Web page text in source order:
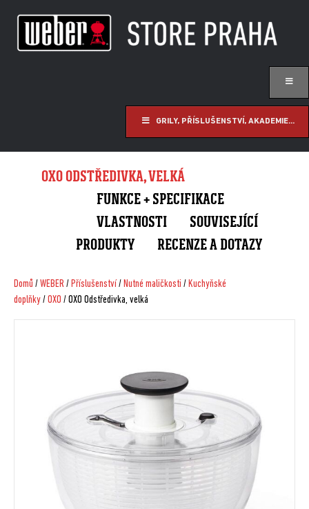
GRILY, PŘÍSLUŠENSTVÍ, AKADEMIE...
OXO ODSTŘEDIVKA, VELKÁ
FUNKCE + SPECIFIKACE
VLASTNOSTI
SOUVISEJÍCÍ
PRODUKTY
RECENZE A DOTAZY
Domů /WEBER/ Příslušenství/ Nutné maličkosti / Kuchyňské
doplňky/OXO / OXO Odstředivka, velká